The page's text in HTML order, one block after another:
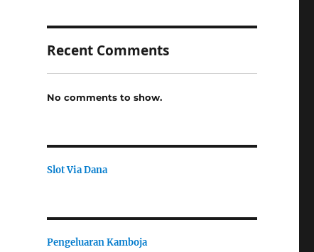
Recent Comments
No comments to show.
Slot Via Dana
Pengeluaran Kamboja